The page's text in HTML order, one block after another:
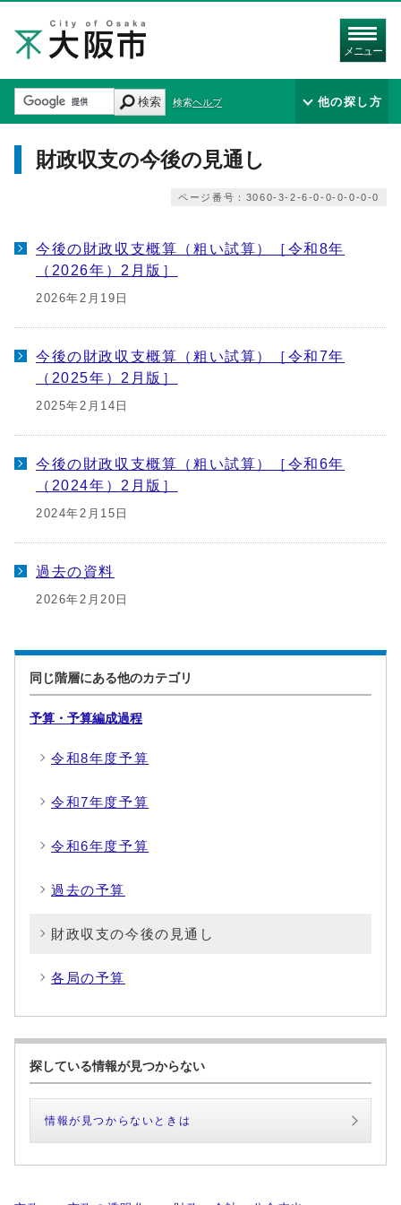
メニュー
検索 検索ヘルプ 他の探し方
財政収支の今後の見通し
ページ番号：3060-3-2-6-0-0-0-0-0-0
今後の財政収支概算（粗い試算）［令和8年
（2026年）2月版］
2026年2月19日
今後の財政収支概算（粗い試算）［令和7年
（2025年）2月版］
2025年2月14日
今後の財政収支概算（粗い試算）［令和6年
（2024年）2月版］
2024年2月15日
過去の資料
2026年2月20日
同じ階層にある他のカテゴリ
予算・予算編成過程
令和8年度予算
令和7年度予算
令和6年度予算
過去の予算
財政収支の今後の見通し
各局の予算
探している情報が見つからない
情報が見つからないときは